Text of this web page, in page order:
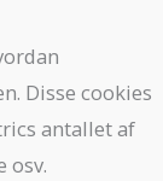
Disse cookies
antallet af
osv.